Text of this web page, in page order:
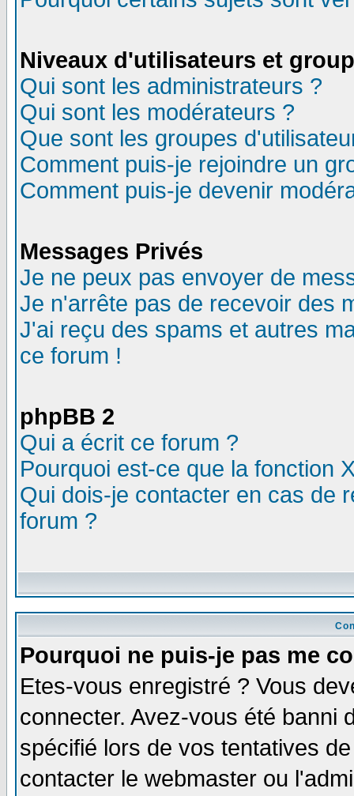
Niveaux d'utilisateurs et
Qui sont les administrateurs ?
Qui sont les modérateurs ?
Que sont les groupes
Comment puis-je rejoindre un
Comment puis-je devenir
Messages Privés
Je ne peux pas envoyer de
Je n'arrête pas de recevoir des
J'ai reçu des spams et autres
ce forum !
phpBB 2
Qui a écrit ce forum ?
Pourquoi est-ce que la fonction
Qui dois-je contacter en cas de
forum ?
Pourquoi ne puis-je pas me
Etes-vous enregistré ? Vous
connecter. Avez-vous été banni
spécifié lors de vos tentatives
contacter le webmaster ou